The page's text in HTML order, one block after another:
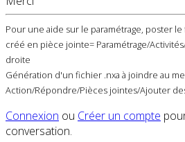
Pour une aide sur le paramétrage, poster
créé en pièce jointe= Paramétrage/
droite
Génération d'un fichier .nxa à joindre au
Action/Répondre/Pièces jointes/Ajouter
Connexion ou Créer un compte
conversation.